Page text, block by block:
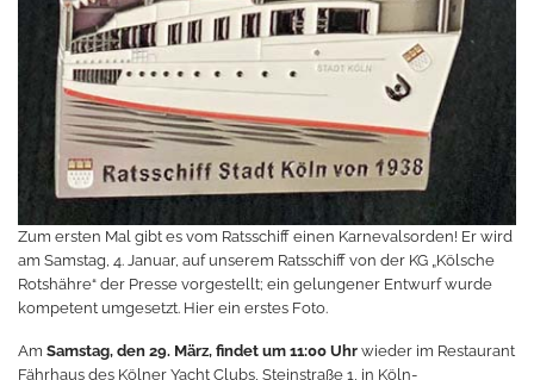
Zum ersten Mal gibt es vom Ratsschiff einen Karnevalsorden! Er wird
am Samstag, 4. Januar, auf unserem Ratsschiff von der KG „Kölsche
Rotshähre“ der Presse vorgestellt; ein gelungener Entwurf wurde
kompetent umgesetzt. Hier ein erstes Foto.
Am Samstag, den 29. März, findet um 11:00 Uhr wieder im Restaurant
Fährhaus des Kölner Yacht Clubs, Steinstraße 1, in Köln-